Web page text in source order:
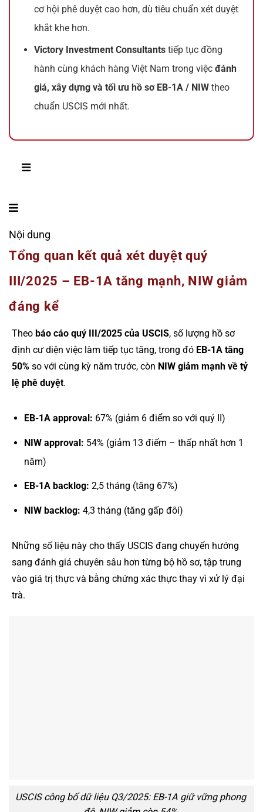
cơ hội phê duyệt cao hơn, dù tiêu chuẩn xét duyệt
khắt khe hơn.
Victory Investment Consultants tiếp tục đồng
hành cùng khách hàng Việt Nam trong việcđánh
giá, xây dựng và tối ưu hồ sơ EB-1A / NIW theo
chuẩn USCIS mới nhất.
Nội dung
Tổng quan kết quả xét duyệt quý
III/2025 – EB-1A tăng mạnh, NIW giảm
đáng kể
Theo báo cáo quý III/2025 của USCIS, số lượng hồ sơ
định cư diện việc làm tiếp tục tăng, trong đó EB-1A tăng
50% so với cùng kỳ năm trước, còn NIW giảm mạnh về tỷ
lệ phê duyệt.
EB-1A approval: 67% (giảm 6 điểm so với quý II)
NIW approval: 54% (giảm 13 điểm – thấp nhất hơn 1
năm)
EB-1A backlog: 2,5 tháng (tăng 67%)
NIW backlog: 4,3 tháng (tăng gấp đôi)
Những số liệu này cho thấy USCIS đang chuyển hướng
sang đánh giá chuyên sâu hơn từng bộ hồ sơ, tập trung
vào giá trị thực và bằng chứng xác thực thay vì xử lý đại
trà.
USCIS công bố dữ liệu Q3/2025: EB-1A giữ vững phong